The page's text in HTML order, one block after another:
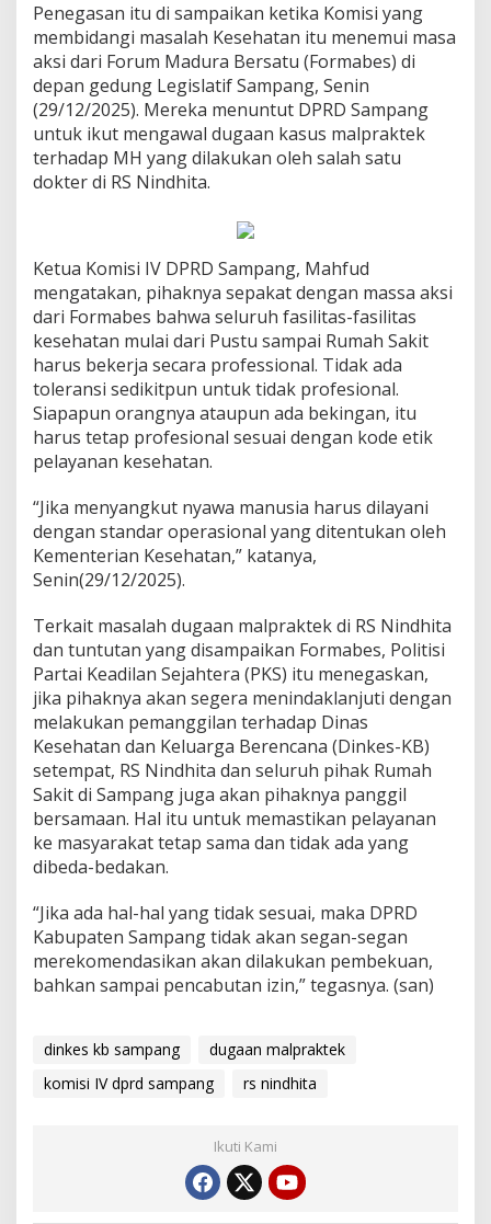
Penegasan itu di sampaikan ketika Komisi yang
membidangi masalah Kesehatan itu menemui masa
aksi dari Forum Madura Bersatu (Formabes) di
depan gedung Legislatif Sampang, Senin
(29/12/2025). Mereka menuntut DPRD Sampang
untuk ikut mengawal dugaan kasus malpraktek
terhadap MH yang dilakukan oleh salah satu
dokter di RS Nindhita.
Ketua Komisi IV DPRD Sampang, Mahfud
mengatakan, pihaknya sepakat dengan massa aksi
dari Formabes bahwa seluruh fasilitas-fasilitas
kesehatan mulai dari Pustu sampai Rumah Sakit
harus bekerja secara professional. Tidak ada
toleransi sedikitpun untuk tidak profesional.
Siapapun orangnya ataupun ada bekingan, itu
harus tetap profesional sesuai dengan kode etik
pelayanan kesehatan.
“Jika menyangkut nyawa manusia harus dilayani
dengan standar operasional yang ditentukan oleh
Kementerian Kesehatan,” katanya,
Senin(29/12/2025).
Terkait masalah dugaan malpraktek di RS Nindhita
dan tuntutan yang disampaikan Formabes, Politisi
Partai Keadilan Sejahtera (PKS) itu menegaskan,
jika pihaknya akan segera menindaklanjuti dengan
melakukan pemanggilan terhadap Dinas
Kesehatan dan Keluarga Berencana (Dinkes-KB)
setempat, RS Nindhita dan seluruh pihak Rumah
Sakit di Sampang juga akan pihaknya panggil
bersamaan. Hal itu untuk memastikan pelayanan
ke masyarakat tetap sama dan tidak ada yang
dibeda-bedakan.
“Jika ada hal-hal yang tidak sesuai, maka DPRD
Kabupaten Sampang tidak akan segan-segan
merekomendasikan akan dilakukan pembekuan,
bahkan sampai pencabutan izin,” tegasnya. (san)
dinkes kb sampang
dugaan malpraktek
komisi IV dprd sampang
rs nindhita
Ikuti Kami